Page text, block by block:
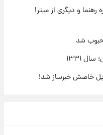
و دیگری از میترا
شد
۱۳۳۱
خاصش خبرساز شد!